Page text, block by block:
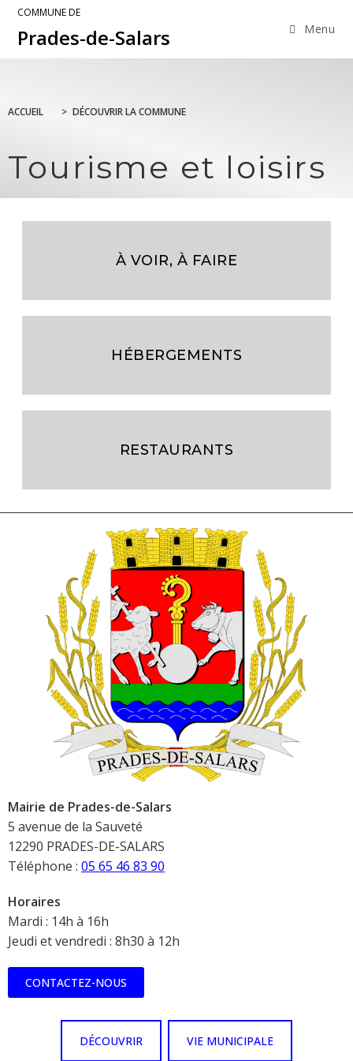
COMMUNE DE
Prades-de-Salars Menu
ACCUEIL > DÉCOUVRIR LA COMMUNE
Tourisme et loisirs
À VOIR, À FAIRE
HÉBERGEMENTS
RESTAURANTS
Mairie de Prades-de-Salars
5 avenue de la Sauveté
12290 PRADES-DE-SALARS
Téléphone : 05 65 46 83 90
Horaires
Mardi : 14h à 16h
Jeudi et vendredi : 8h30 à 12h
CONTACTEZ-NOUS
DÉCOUVRIR VIE MUNICIPALE